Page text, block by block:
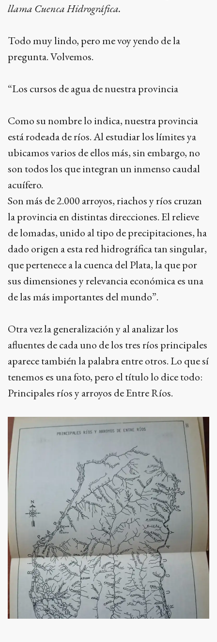
llama Cuenca Hidrográfica.
Todo muy lindo, pero me voy yendo de la
pregunta. Volvemos.
“Los cursos de agua de nuestra provincia
Como su nombre lo indica, nuestra provincia
está rodeada de ríos. Al estudiar los límites ya
ubicamos varios de ellos más, sin embargo, no
son todos los que integran un inmenso caudal
acuífero.
Son más de 2.000 arroyos, riachos y ríos cruzan
la provincia en distintas direcciones. El relieve
de lomadas, unido al tipo de precipitaciones, ha
dado origen a esta red hidrográfica tan singular,
que pertenece a la cuenca del Plata, la que por
sus dimensiones y relevancia económica es una
de las más importantes del mundo”.
Otra vez la generalización y al analizar los
afluentes de cada uno de los tres ríos principales
aparece también la palabra entre otros. Lo que sí
tenemos es una foto, pero el título lo dice todo:
Principales ríos y arroyos de Entre Ríos.